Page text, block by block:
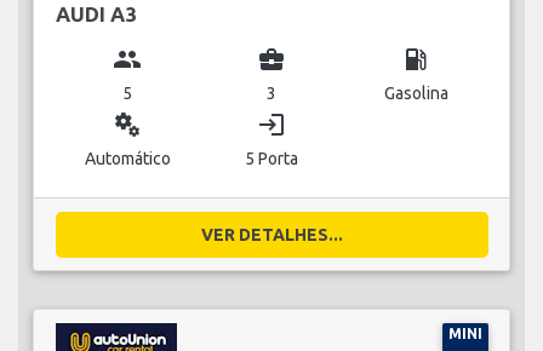
AUDI A3
group
5
business_center
3
local_gas_station
Gasolina
miscellaneous_services
Automático
login
5 Porta
VER DETALHES...
MINI